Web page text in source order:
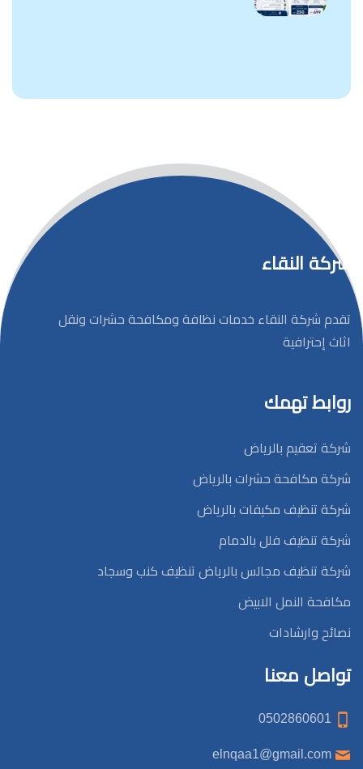
شركة النقاء
تقدم شركة النقاء خدمات نظافة ومكافحة حشرات ونقل
اثاث إحترافية
روابط تهمك
شركة تعقيم بالرياض
شركة مكافحة حشرات بالرياض
شركة تنظيف مكيفات بالرياض
شركة تنظيف فلل بالدمام
شركة تنظيف مجالس بالرياض تنظيف كنب وسجاد
مكافحة النمل الابيض
نصائح وارشادات
تواصل معنا